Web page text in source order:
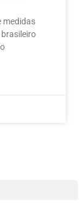
medidas
brasileiro